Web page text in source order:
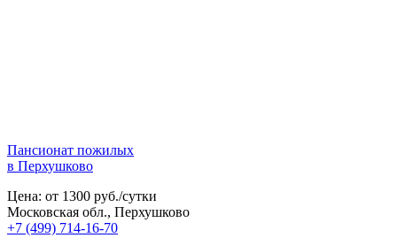
Пансионат пожилых
в Перхушково
Цена: от 1300 руб./сутки
Московская обл., Перхушково
+7 (499) 714-16-70